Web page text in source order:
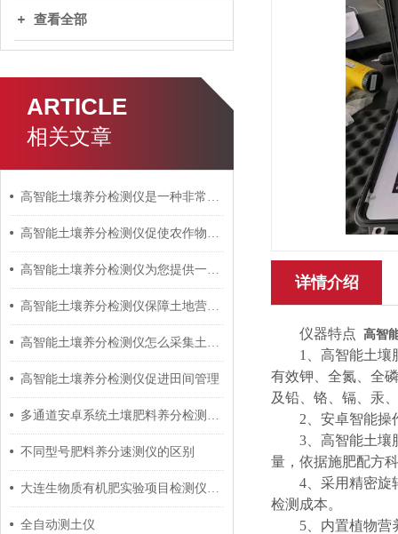
查看全部
ARTICLE
相关文章
高智能土壤养分检测仪是一种非常有前景的技术设备
高智能土壤养分检测仪促使农作物的产量增加
高智能土壤养分检测仪为您提供一种简单、准确的土壤检测方式
高智能土壤养分检测仪保障土地营养均衡
高智能土壤养分检测仪怎么采集土壤样品？
高智能土壤养分检测仪促进田间管理
多通道安卓系统土壤肥料养分检测仪主要特点
不同型号肥料养分速测仪的区别
大连生物质有机肥实验项目检测仪器设备配置清单
全自动测土仪
详情介绍
仪器特点 高智
1、高智能土壤
有效钾、全氮、全
及铅、铬、镉、汞
2、安卓智能操
3、高智能土壤
量，依据施肥配方
4、采用精密旋
检测成本。
5、内置植物营